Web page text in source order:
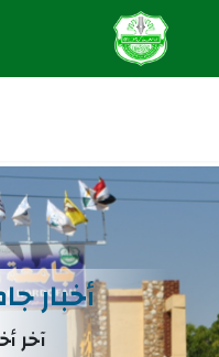
أخبار
آخر